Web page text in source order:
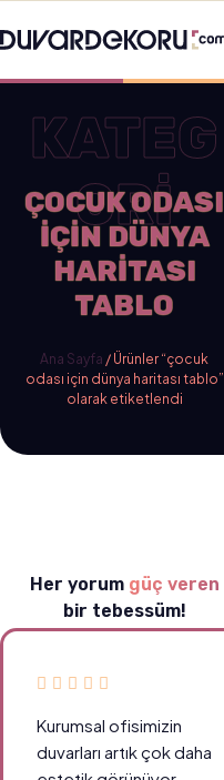
KATEG
ORİ
ÇOCUK ODASI
IÇIN DÜNYA
HARITASI
TABLO
Ana Sayfa / Ürünler “çocuk
odası için dünya haritası tablo”
olarak etiketlendi
Her yorum güç veren
bir tebessüm!
Kurumsal ofisimizin
duvarları artık çok daha